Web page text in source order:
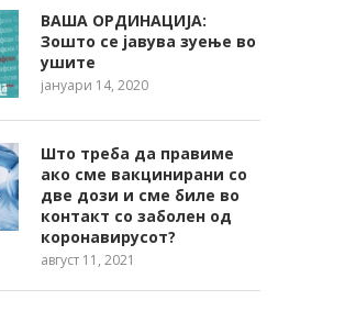
ВАША ОРДИНАЦИЈА:
Зошто се јавува зуење во
ушите
јануари 14, 2020
Што треба да правиме
ако сме вакцинирани со
две дози и сме биле во
контакт со заболен од
коронавирусот?
август 11, 2021